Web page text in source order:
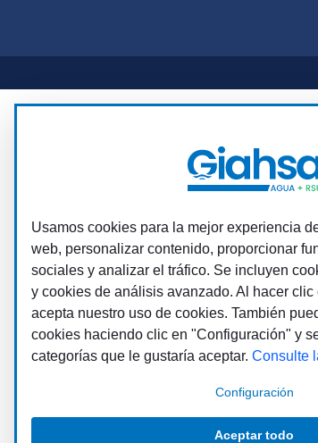
Usamos cookies para la mejor experiencia
web, personalizar contenido, proporcionar
sociales y analizar el tráfico. Se incluyen
y cookies de análisis avanzado. Al hacer clic
acepta nuestro uso de cookies. También
cookies haciendo clic en "Configuración" y
categorías que le gustaría aceptar. Consulte
Configuración
Aceptar todo